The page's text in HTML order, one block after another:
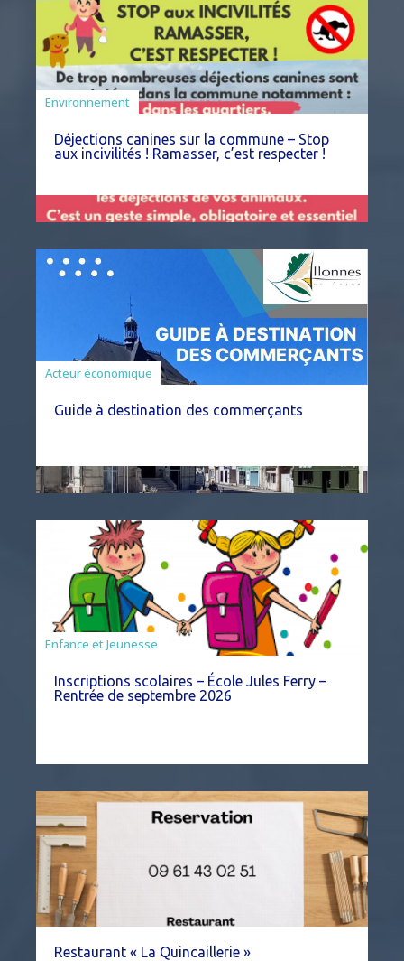
Environnement
Déjections canines sur la commune – Stop
aux incivilités ! Ramasser, c’est respecter !
Acteur économique
Guide à destination des commerçants
Enfance et Jeunesse
Inscriptions scolaires – École Jules Ferry –
Rentrée de septembre 2026
Restaurant « La Quincaillerie »